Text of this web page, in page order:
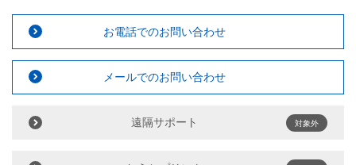
お電話でのお問い合わせ
メールでのお問い合わせ
遠隔サポート 対象外